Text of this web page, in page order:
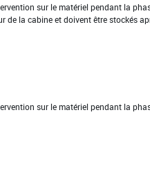
sur le matériel pendant la
de la cabine et doivent être stockés
sur le matériel pendant la